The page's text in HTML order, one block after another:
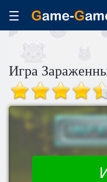
Игра